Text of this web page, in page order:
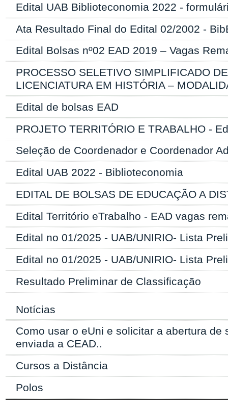
Edital UAB Biblioteconomia 2022 -
Ata Resultado Final do Edital 02/2002 -
Edital Bolsas nº02 EAD 2019 – Vagas
PROCESSO SELETIVO SIMPLIFICADO
LICENCIATURA EM HISTÓRIA –
Edital de bolsas EAD
PROJETO TERRITÓRIO E TRABALHO -
Seleção de Coordenador e Coordenador
Edital UAB 2022 - Biblioteconomia
EDITAL DE BOLSAS DE EDUCAÇÃO A
Edital Território eTrabalho - EAD vagas
Edital no 01/2025 - UAB/UNIRIO- Lista
Edital no 01/2025 - UAB/UNIRIO- Lista
Resultado Preliminar de Classificação
Notícias
Como usar o eUni e solicitar a abertura
enviada a CEAD..
Cursos a Distância
Polos